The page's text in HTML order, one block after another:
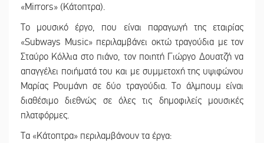
«Mirrors» (Κάτοπτρα).
Το μουσικό έργο, που είναι παραγωγή της εταιρίας
«Subways Music» περιλαμβάνει οκτώ τραγούδια με τον
Σταύρο Κόλλια στο πιάνο, τον ποιητή Γιώργο Δουατζή να
απαγγέλει ποιήματά του και με συμμετοχή της υψιφώνου
Μαρίας Ρουμάνη σε δύο τραγούδια. Το άλμπουμ είναι
διαθέσιμο διεθνώς σε όλες τις δημοφιλείς μουσικές
πλατφόρμες.
Τα «Κάτοπτρα» περιλαμβάνουν τα έργα: